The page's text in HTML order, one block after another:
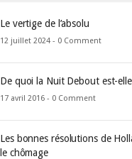
Le vertige de l’absolu
12 juillet 2024 - 0 Comment
De quoi la Nuit Debout est-
17 avril 2016 - 0 Comment
Les bonnes résolutions de
le chômage